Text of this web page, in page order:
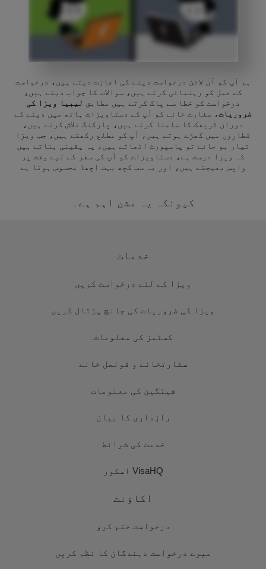
ہم آپ کو آن لائن درخواست دینے کی اجازت دیتے ہیں، درخواست
کے عمل کو رہنمائی کرتے ہیں، سوالات کا جواب دیتے ہیں،
درخواست کو خطا سے پاک کرتے ہیں مطابق
لیبیا ویزا کی
ضروریات، سفارت خانے کو آپ کے دستاویزات ہاتھ میں دینے کے
دوران ٹریفک کا سامنا کرتے ہیں، پارکنگ تلاش کرتے ہیں،
قطاروں میں کھڑے ہوتے ہیں، آپ کو مطلع رکھتے ہیں، جب ویزا
تیار ہو جائے تو پاسپورٹ اٹھاتے ہیں، یہ یقینی بناتے ہیں
کہ ویزا درست ہے، دستاویزات کو آپ کی سفر کے لیے وقت پر
واپس بھیجتے ہیں، اور یہ سب کچھ بہت اچھا محسوس ہوتا ہے
کیونکہ یہ مشن اہم ہے۔
خدمات
ویزا کے لئے درخواست کریں
ویزا کی ضروریات کی جانچ پڑتال کریں
کسٹمز کی معلومات
سفارتخانے و قونصل خانے
شینگین کی معلومات
رازداری کا بیان
خدمت کی شرائط
VisaHQ اسکور
اکاؤنٹ
درخواست ختم کرو
میرے درخواست دہندگان کا نظم کریں